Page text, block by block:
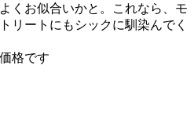
くお似合いかと。これなら、モ
リートにもシックに馴染んでく
格です